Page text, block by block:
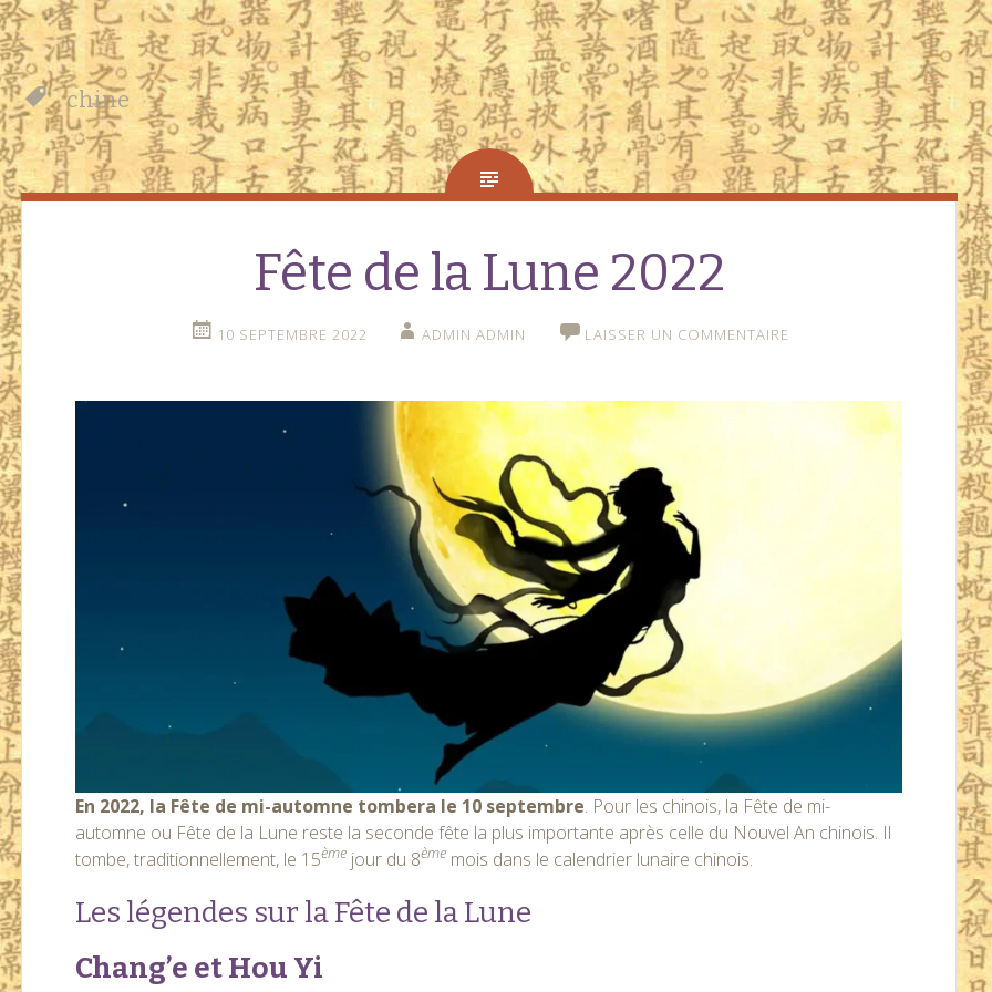
chine
Fête de la Lune 2022
10 SEPTEMBRE 2022 ADMIN ADMIN LAISSER UN COMMENTAIRE
En 2022, la Fête de mi-automne tombera le 10 septembre. Pour les chinois, la Fête de mi-
automne ou Fête de la Lune reste la seconde fête la plus importante après celle du Nouvel An chinois. Il
tombe, traditionnellement, le 15ème jour du 8ème mois dans le calendrier lunaire chinois.
Les légendes sur la Fête de la Lune
Chang’e et Hou Yi